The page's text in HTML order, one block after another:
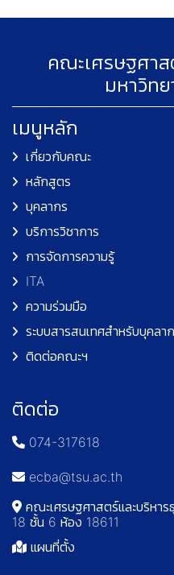
คณะเศรษฐศาส
มหาวิท
เมนูหลัก
เกี่ยวกับคณะ
หลักสูตร
บุคลากร
บริการวิชาการ
การจัดการความรู้
ITA
ความร่วมมือ
ระบบสารสนเทศสำหรับบุคลา
ติดต่อคณะฯ
ติดต่อ
074-317618
ecba@tsu.ac.th
คณะเศรษฐศาสตร์และบริหา
18 ชั้น 6 ห้อง 18611
แผนที่ตั้ง